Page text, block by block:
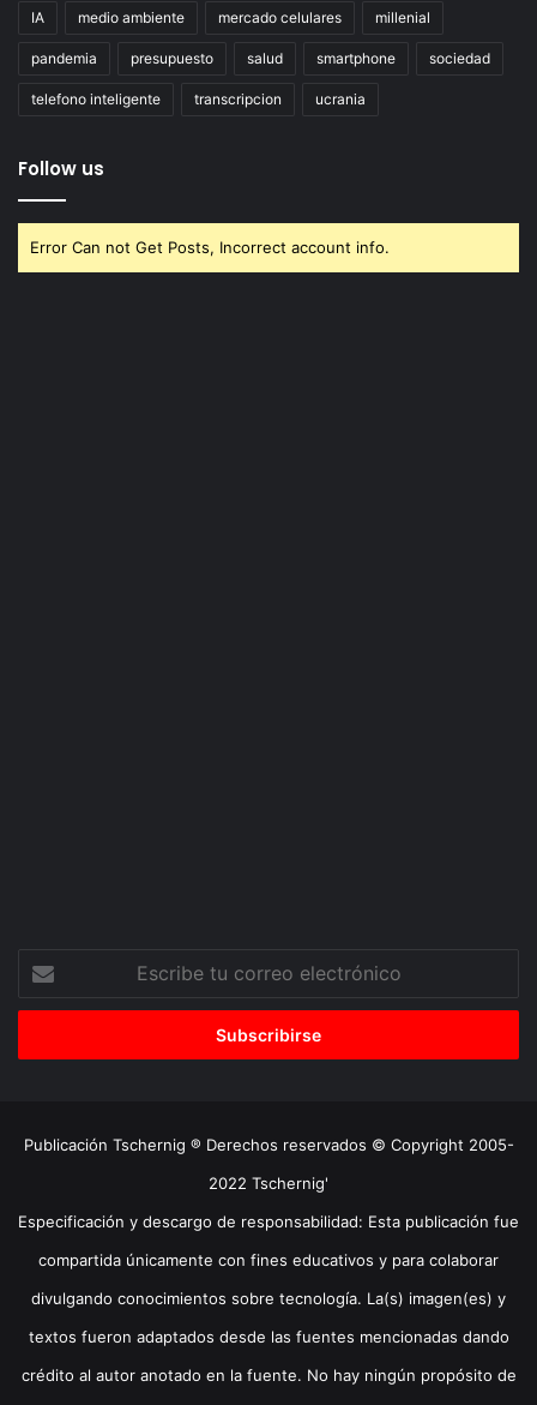
IA medio ambiente mercado celulares millenial
pandemia presupuesto salud smartphone sociedad
telefono inteligente transcripcion ucrania
Follow us
Error Can not Get Posts, Incorrect account info.
correo
Publicación Tschernig ® Derechos reservados © Copyright 2005-
2022 Tschernig'
Especificación y descargo de responsabilidad: Esta publicación fue
compartida únicamente con fines educativos y para colaborar
divulgando conocimientos sobre tecnología. La(s) imagen(es) y
textos fueron adaptados desde las fuentes mencionadas dando
crédito al autor anotado en la fuente. No hay ningún propósito de